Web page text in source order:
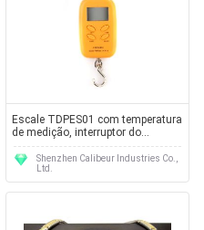
Escale TDPES01 com temperatura
de medição, interruptor do
quilograma/libra/onça, auto sem
energiaShenzhen Calibeur Industries Co.,
Ltd.